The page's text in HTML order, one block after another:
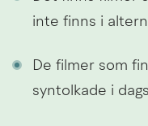
inte finns i
De filmer som
syntolkade i